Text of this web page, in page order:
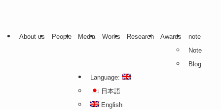
About us People Media Works Research Awards
note
Note
Blog
Language:
日本語
English